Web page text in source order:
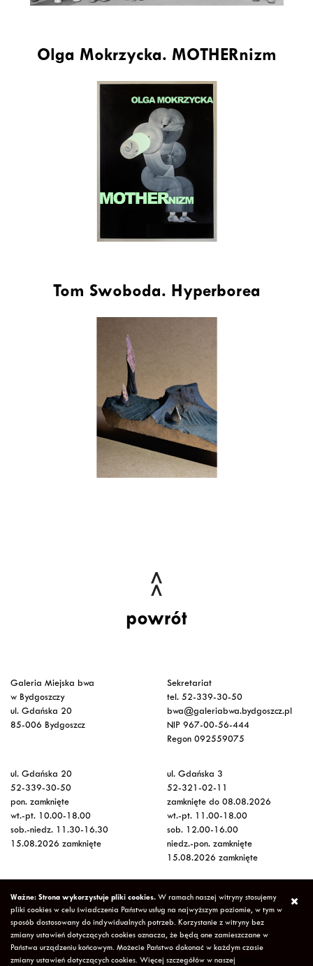
Olga Mokrzycka. MOTHERnizm
Tom Swoboda. Hyperborea
powrót
Galeria Miejska bwa
w Bydgoszczy
ul. Gdańska 20
85-006 Bydgoszcz
Sekretariat
tel. 52-339-30-50
bwa@galeriabwa.bydgoszcz.pl
NIP 967-00-56-444
Regon 092559075
ul. Gdańska 20
52-339-30-50
pon. zamknięte
wt.-pt. 10.00-18.00
sob.-niedz. 11.30-16.30
15.08.2026 zamknięte
ul. Gdańska 3
52-321-02-11
zamknięte do 08.08.2026
wt.-pt. 11.00-18.00
sob. 12.00-16.00
niedz.-pon. zamknięte
15.08.2026 zamknięte
Wstęp na wystawy
bezpłatny
Copyright © 2026 Galeria Miejska bwa w Bydgoszczy
Polityka
Prywatności
Deklaracja Dostępności Mapa strony
Ważne: Strona wykorzystuje pliki cookies. W ramach naszej witryny stosujemy
pliki cookies w celu świadczenia Państwu usług na najwyższym poziomie, w tym w
sposób dostosowany do indywidualnych potrzeb. Korzystanie z witryny bez
zmiany ustawień dotyczących cookies oznacza, że będą one zamieszczane w
Państwa urządzeniu końcowym. Możecie Państwo dokonać w każdym czasie
zmiany ustawień dotyczących cookies. Więcej szczegółów w naszej